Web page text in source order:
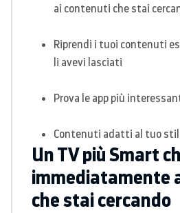
ai contenuti che stai
Riprendi i tuoi contenuti
li avevi lasciati
Prova le app più
Contenuti adatti al tuo
Un TV più Smart
immediatamente
che stai cercando